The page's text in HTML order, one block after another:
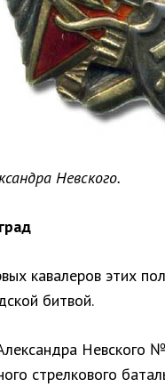
Невского.
кавалеров этих
битвой.
Невского
стрелкового